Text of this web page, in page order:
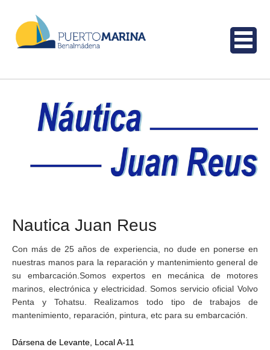
Nautica Juan Reus
Con más de 25 años de experiencia, no dude en ponerse en
nuestras manos para la reparación y mantenimiento general de
su embarcación.Somos expertos en mecánica de motores
marinos, electrónica y electricidad. Somos servicio oficial Volvo
Penta y Tohatsu. Realizamos todo tipo de trabajos de
mantenimiento, reparación, pintura, etc para su embarcación.
Dársena de Levante, Local A-11